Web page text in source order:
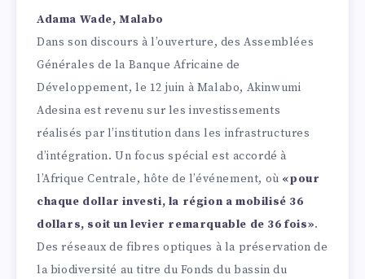
Adama Wade, Malabo
Dans son discours à l’ouverture, des Assemblées
Générales de la Banque Africaine de
Développement, le 12 juin à Malabo, Akinwumi
Adesina est revenu sur les investissements
réalisés par l’institution dans les infrastructures
d’intégration. Un focus spécial est accordé à
l’Afrique Centrale, hôte de l’événement, où «pour
chaque dollar investi, la région a mobilisé 36
dollars, soit un levier remarquable de 36 fois».
Des réseaux de fibres optiques à la préservation de
la biodiversité au titre du Fonds du bassin du